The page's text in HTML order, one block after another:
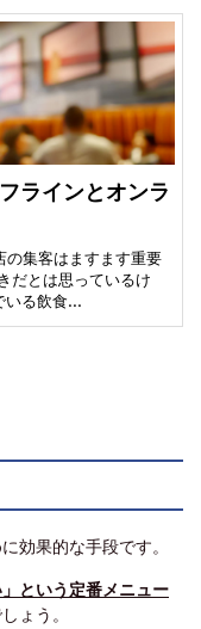
ラインとオンラ
の集客はますます重要
だとは思っているけ
いる飲食…
効果的な手段です。
という定番メニュー
ょう。